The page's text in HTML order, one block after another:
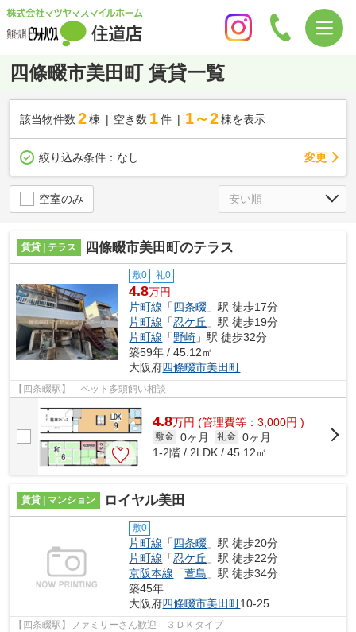
四條畷市美田町 賃貸一覧
該当物件数 2棟 空き数 1 件 1～2 棟を表示
絞り込み条件： なし 変更
空室のみ
賃貸 | テラス 四條畷市美田町のテラス
敷0 礼0
4.8万円
片町線 「四条畷 」駅 徒歩17分
片町線 「忍ケ丘 」駅 徒歩19分
片町線 「野崎 」駅 徒歩32分
築59年 / 45.12㎡
大阪府四條畷市美田町
【四条畷駅】 ペット多頭飼い相談
4.8万円 (管理費等：3,000円 )
敷金 0ヶ月 礼金 0ヶ月
1-2階 / 2LDK / 45.12㎡
賃貸 | マンション ロイヤル美田
敷0
片町線 「四条畷 」駅 徒歩20分
片町線 「忍ケ丘 」駅 徒歩22分
京阪本線 「萱島 」駅 徒歩34分
築45年
大阪府四條畷市美田町10-25
【四条畷駅】ファミリーさん歓迎 ３ＤＫタイプ